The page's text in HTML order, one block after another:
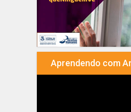
Aprendendo com